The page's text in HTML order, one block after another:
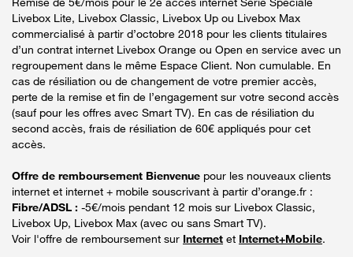
Livebox Lite, Livebox Classic, Livebox Up ou Livebox Max
commercialisé à partir d’octobre 2018 pour les clients titulaires
d’un contrat internet Livebox Orange ou Open en service avec un
regroupement dans le même Espace Client. Non cumulable. En
cas de résiliation ou de changement de votre premier accès,
perte de la remise et fin de l’engagement sur votre second accès
(sauf pour les offres avec Smart TV). En cas de résiliation du
second accès, frais de résiliation de 60€ appliqués pour cet
accès.
Offre de remboursement Bienvenue pour les nouveaux clients
internet et internet + mobile souscrivant à partir d’orange.fr :
Fibre/ADSL : -5€/mois pendant 12 mois sur Livebox Classic,
Livebox Up, Livebox Max (avec ou sans Smart TV).
Voir l'offre de remboursement sur Internet et Internet+Mobile.